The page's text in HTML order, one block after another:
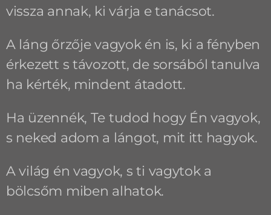
vissza annak, ki várja e tanácsot.
A láng őrzője vagyok én is, ki a fényben
érkezett s távozott, de sorsából tanulva
ha kérték, mindent átadott.
Ha üzennék, Te tudod hogy Én vagyok,
s neked adom a lángot, mit itt hagyok.
A világ én vagyok, s ti vagytok a
bölcsőm miben alhatok.